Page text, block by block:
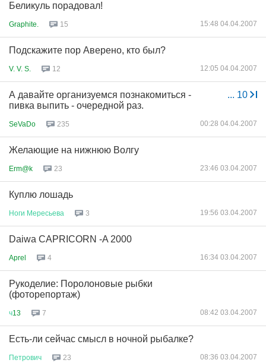
Беликуль порадовал!
Graphite. 15 15:48 04.04.2007
Подскажите пор Аверено, кто был?
V. V. S. 12 12:05 04.04.2007
... 10
А давайте организуемся познакомиться -
пивка выпить - очередной раз.
SeVaDo 235 00:28 04.04.2007
Желающие на нижнюю Волгу
Erm@k 23 23:46 03.04.2007
Куплю лошадь
Ноги Мересьева 3 19:56 03.04.2007
Daiwa CAPRICORN -A 2000
Aprel 4 16:34 03.04.2007
Рукоделие: Поролоновые рыбки
(фоторепортаж)
ч13 7 08:42 03.04.2007
Есть-ли сейчас смысл в ночной рыбалке?
Петрович 23 08:36 03.04.2007